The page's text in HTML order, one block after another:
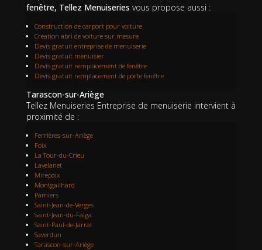
fenêtre, Tellez Menuiseries vous propose aussi :
Construction de carport pour voiture
Création abri de voiture sur mesure
Devis gratuit entreprise de menuiserie
Devis gratuit menuisier
Devis gratuit remplacement de fenêtre
Devis gratuit remplacement de porte fenêtre
Tarascon-sur-Ariège
Tellez Menuiseries Entreprise de menuiserie intervient à
proximité de :
Ferrières-sur-Ariège
Foix
La Tour-du-Crieu
Lavelanet
Mirepoix
Montgailhard
Pamiers
Saint-Jean-de-Verges
Saint-Jean-du-Falga
Saint-Paul-de-Jarrat
Saverdun
Tarascon-sur-Ariège